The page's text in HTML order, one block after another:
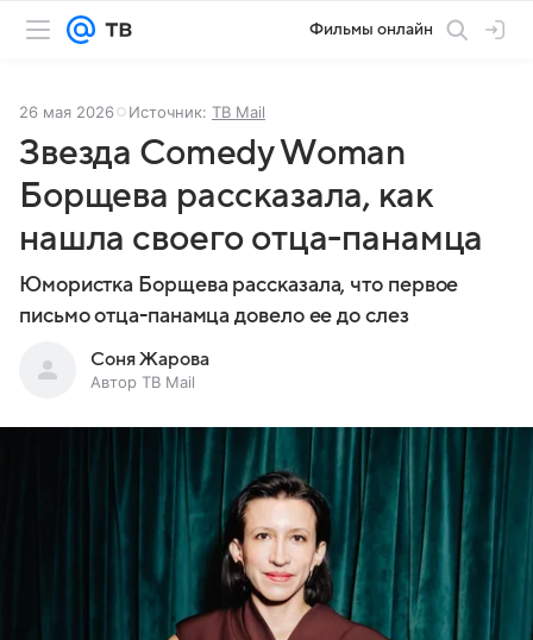
Фильмы онлайн
26 мая 2026 Источник: ТВ Mail
Звезда Comedy Woman
Борщева рассказала, как
нашла своего отца-панамца
Юмористка Борщева рассказала, что первое
письмо отца-панамца довело ее до слез
Соня Жарова
Автор ТВ Mail